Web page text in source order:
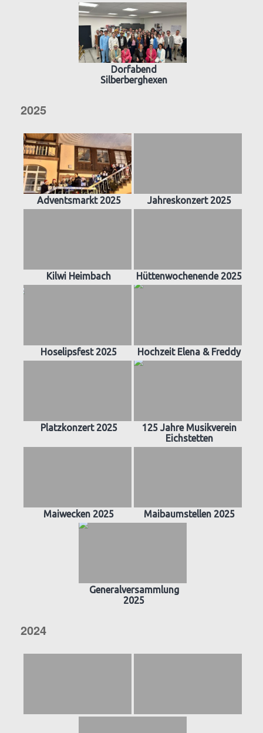
Dorfabend
Silberberghexen
2025
Adventsmarkt 2025 Jahreskonzert 2025
Kilwi Heimbach Hüttenwochenende 2025
Hoselipsfest 2025 Hochzeit Elena & Freddy
Platzkonzert 2025
125 Jahre Musikverein
Eichstetten
Maiwecken 2025 Maibaumstellen 2025
Generalversammlung
2025
2024